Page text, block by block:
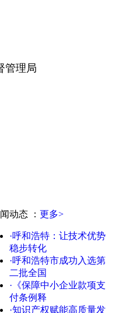
理局
动态 ： 更多>
·呼和浩特：让技术优势
稳步转化
·呼和浩特市成功入选第
二批全国
·《保障中小企业款项支
付条例释
·知识产权赋能高质量发